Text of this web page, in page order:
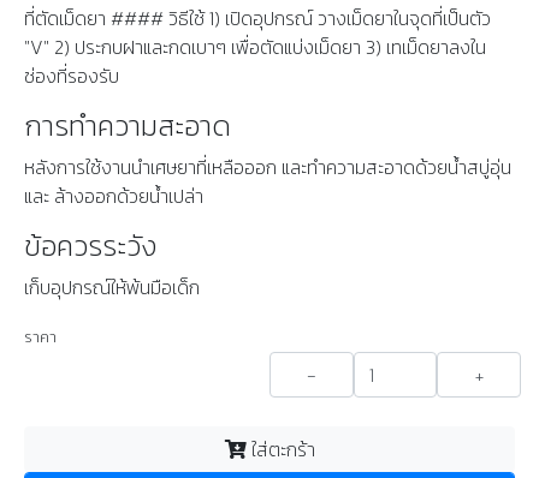
ที่ตัดเม็ดยา #### วิธีใช้ 1) เปิดอุปกรณ์ วางเม็ดยาในจุดที่เป็นตัว
"V" 2) ประกบฝาและกดเบาๆ เพื่อตัดแบ่งเม็ดยา 3) เทเม็ดยาลงใน
ช่องที่รองรับ
การทำความสะอาด
หลังการใช้งานนำเศษยาที่เหลือออก และทำความสะอาดด้วยน้ำสบู่อุ่น
และ ล้างออกด้วยน้ำเปล่า
ข้อควรระวัง
เก็บอุปกรณ์ให้พ้นมือเด็ก
ราคา
- +
ใส่ตะกร้า